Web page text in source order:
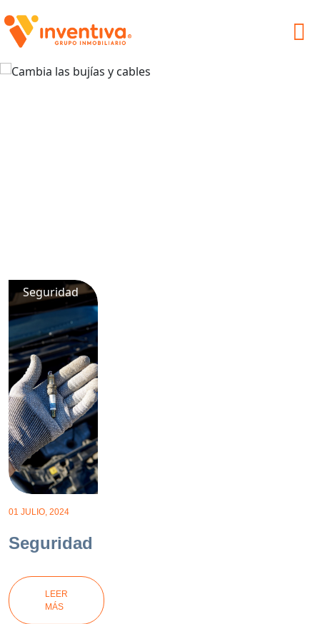
Seguridad
01 JULIO, 2024
Seguridad
LEER
MÁS